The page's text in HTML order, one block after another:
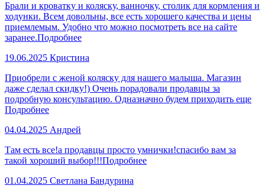
Брали и кроватку и коляску, ванночку, столик для кормления и
ходунки. Всем довольны, все есть хорошего качества и цены
приемлемым. Удобно что можно посмотреть все на сайте
заранее.Подробнее
19.06.2025 Кристина
Приобрели с женой коляску для нашего малыша. Магазин
даже сделал скидку!) Очень порадовали продавцы за
подробную консультацию. Одназначно будем приходить еще
Подробнее
04.04.2025 Андрей
Там есть все!а продавцы просто умнички!спасибо вам за
такой хороший выбор!!!Подробнее
01.04.2025 Светлана Бандурина